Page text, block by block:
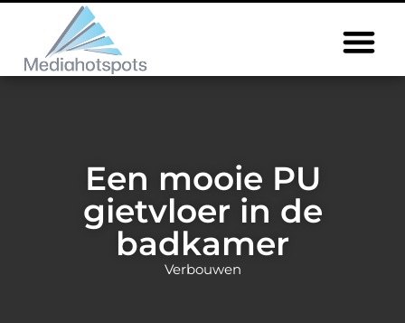
Een mooie PU
gietvloer in de
badkamer
Verbouwen